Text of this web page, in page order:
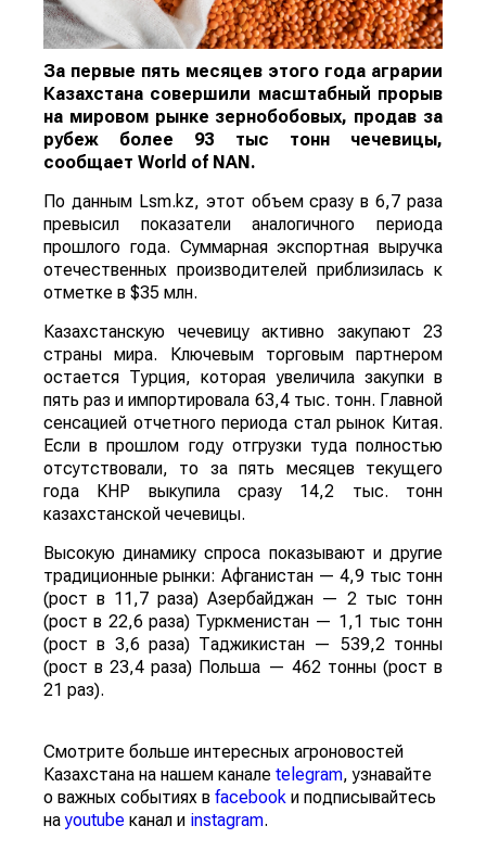
За первые пять месяцев этого года аграрии
Казахстана совершили масштабный прорыв
на мировом рынке зернобобовых, продав за
рубеж более 93 тыс тонн чечевицы,
сообщает World of NAN .
По данным Lsm.kz, этот объем сразу в 6,7 раза
превысил показатели аналогичного периода
прошлого года. Суммарная экспортная выручка
отечественных производителей приблизилась к
отметке в $35 млн.
Казахстанскую чечевицу активно закупают 23
страны мира. Ключевым торговым партнером
остается Турция, которая увеличила закупки в
пять раз и импортировала 63,4 тыс. тонн. Главной
сенсацией отчетного периода стал рынок Китая.
Если в прошлом году отгрузки туда полностью
отсутствовали, то за пять месяцев текущего
года КНР выкупила сразу 14,2 тыс. тонн
казахстанской чечевицы.
Высокую динамику спроса показывают и другие
традиционные рынки: Афганистан — 4,9 тыс тонн
(рост в 11,7 раза) Азербайджан — 2 тыс тонн
(рост в 22,6 раза) Туркменистан — 1,1 тыс тонн
(рост в 3,6 раза) Таджикистан — 539,2 тонны
(рост в 23,4 раза) Польша — 462 тонны (рост в
21 раз).
Смотрите больше интересных агроновостей
Казахстана на нашем канале telegram, узнавайте
о важных событиях в facebook и подписывайтесь
наyoutube канал и instagram.